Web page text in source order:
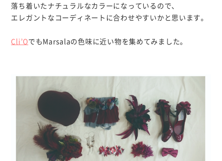
落ち着いたナチュラルなカラーになっているので、
エレガントなコーディネートに合わせやすいかと思います。
Cli’OでもMarsalaの色味に近い物を集めてみました。